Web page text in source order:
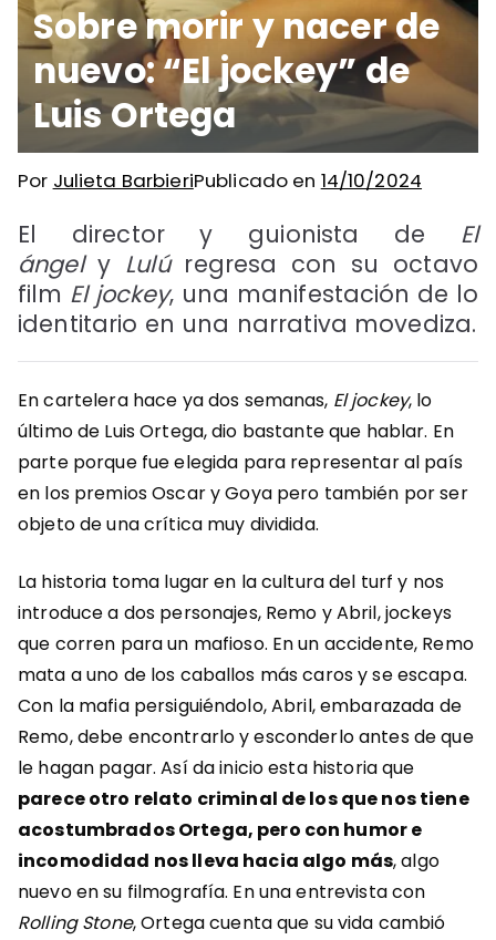
Sobre morir y nacer de
nuevo: “El jockey” de
Luis Ortega
Por Julieta BarbieriPublicado en 14/10/2024
El director y guionista de El
ángely Lulúregresa con su octavo
film El jockey, una manifestación de lo
identitario en una narrativa movediza.
En cartelera hace ya dos semanas, El jockey, lo
último de Luis Ortega, dio bastante que hablar. En
parte porque fue elegida para representar al país
en los premios Oscar y Goya pero también por ser
objeto de una crítica muy dividida.
La historia toma lugar en la cultura del turf y nos
introduce a dos personajes, Remo y Abril, jockeys
que corren para un mafioso. En un accidente, Remo
mata a uno de los caballos más caros y se escapa.
Con la mafia persiguiéndolo, Abril, embarazada de
Remo, debe encontrarlo y esconderlo antes de que
le hagan pagar. Así da inicio esta historia que
parece otro relato criminal de los que nos tiene
acostumbrados Ortega, pero con humor e
incomodidad nos lleva hacia algo más, algo
nuevo en su filmografía. En una entrevista con
Rolling Stone, Ortega cuenta que su vida cambió